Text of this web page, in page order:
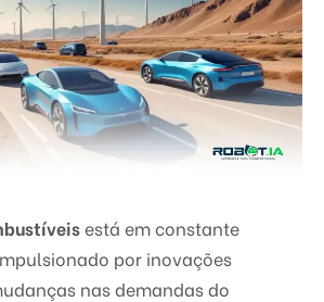
está em constante
por inovações
nas demandas do